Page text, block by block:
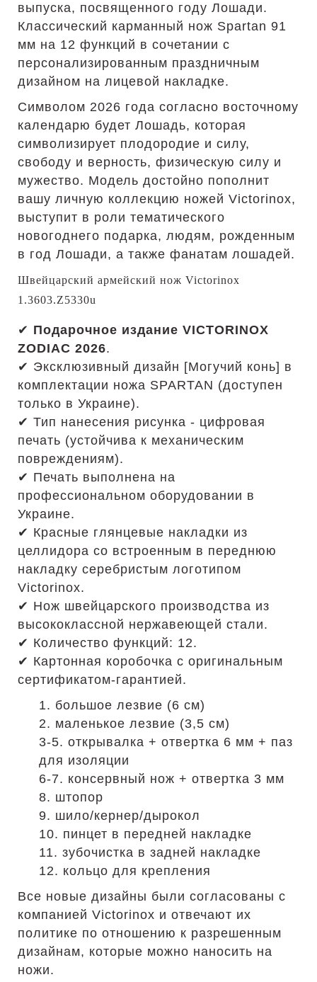
выпуска, посвященного году Лошади.
Классический карманный нож Spartan 91
мм на 12 функций в сочетании с
персонализированным праздничным
дизайном на лицевой накладке.
Символом 2026 года согласно восточному
календарю будет Лошадь, которая
символизирует плодородие и силу,
свободу и верность, физическую силу и
мужество. Модель достойно пополнит
вашу личную коллекцию ножей Victorinox,
выступит в роли тематического
новогоднего подарка, людям, рожденным
в год Лошади, а также фанатам лошадей.
Швейцарский армейский нож Victorinox
1.3603.Z5330u
✔ Подарочное издание VICTORINOX
ZODIAC 2026.
✔ Эксклюзивный дизайн [Могучий конь] в
комплектации ножа SPARTAN (доступен
только в Украине).
✔ Тип нанесения рисунка - цифровая
печать (устойчива к механическим
повреждениям).
✔ Печать выполнена на
профессиональном оборудовании в
Украине.
✔ Красные глянцевые накладки из
целлидора со встроенным в переднюю
накладку серебристым логотипом
Victorinox.
✔ Нож швейцарского производства из
высококлассной нержавеющей стали.
✔ Количество функций: 12.
✔ Картонная коробочка с оригинальным
сертификатом-гарантией.
1. большое лезвие (6 см)
2. маленькое лезвие (3,5 см)
3-5. открывалка + отвертка 6 мм + паз
для изоляции
6-7. консервный нож + отвертка 3 мм
8. штопор
9. шило/кернер/дырокол
10. пинцет в передней накладке
11. зубочистка в задней накладке
12. кольцо для крепления
Все новые дизайны были согласованы с
компанией Victorinox и отвечают их
политике по отношению к разрешенным
дизайнам, которые можно наносить на
ножи.